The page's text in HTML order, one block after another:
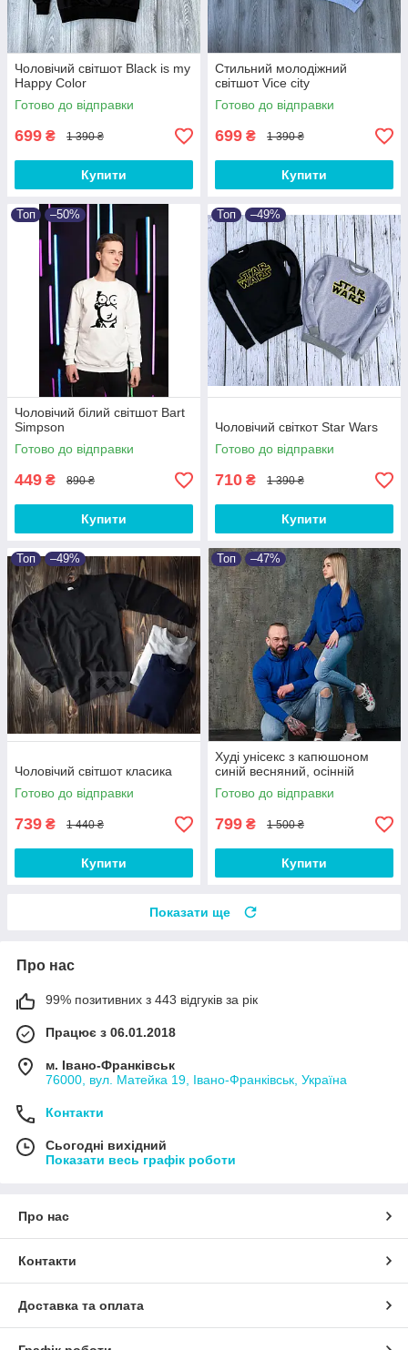
Чоловічий світшот Black is my
Happy Color
Готово до відправки
699 ₴ 1 390 ₴
Купити
Стильний молодіжний
світшот Vice city
Готово до відправки
699 ₴ 1 390 ₴
Купити
Топ –50%
Чоловічий білий світшот Bart
Simpson
Готово до відправки
449 ₴ 890 ₴
Купити
Топ –49%
Чоловічий світкот Star Wars
Готово до відправки
710 ₴ 1 390 ₴
Купити
Топ –49%
Чоловічий світшот класика
Готово до відправки
739 ₴ 1 440 ₴
Купити
Топ –47%
Худі унісекс з капюшоном
синій весняний, осінній
Готово до відправки
799 ₴ 1 500 ₴
Купити
Показати ще
Про нас
99% позитивних з 443 відгуків за рік
Працює з 06.01.2018
м. Івано-Франківськ
76000, вул. Матейка 19, Івано-Франківськ, Україна
Контакти
Сьогодні вихідний
Показати весь графік роботи
Про нас
Контакти
Доставка та оплата